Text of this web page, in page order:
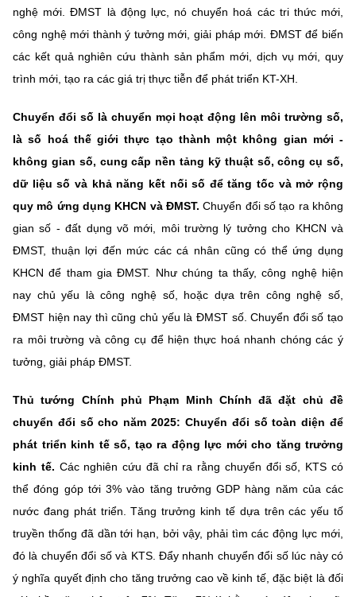
nghệ mới. ĐMST là động lực, nó chuyển hoá các tri thức mới,
công nghệ mới thành ý tưởng mới, giải pháp mới. ĐMST để biến
các kết quả nghiên cứu thành sản phẩm mới, dịch vụ mới, quy
trình mới, tạo ra các giá trị thực tiễn để phát triển KT-XH.
Chuyển đổi số là chuyển mọi hoạt động lên môi trường số,
là số hoá thế giới thực tạo thành một không gian mới -
không gian số, cung cấp nền tảng kỹ thuật số, công cụ số,
dữ liệu số và khả năng kết nối số để tăng tốc và mở rộng
quy mô ứng dụng KHCN và ĐMST. Chuyển đổi số tạo ra không
gian số - đất dụng võ mới, môi trường lý tưởng cho KHCN và
ĐMST, thuận lợi đến mức các cá nhân cũng có thể ứng dụng
KHCN để tham gia ĐMST. Như chúng ta thấy, công nghệ hiện
nay chủ yếu là công nghệ số, hoặc dựa trên công nghệ số,
ĐMST hiện nay thì cũng chủ yếu là ĐMST số. Chuyển đổi số tạo
ra môi trường và công cụ để hiện thực hoá nhanh chóng các ý
tưởng, giải pháp ĐMST.
Thủ tướng Chính phủ Phạm Minh Chính đã đặt chủ đề
chuyển đổi số cho năm 2025: Chuyển đổi số toàn diện để
phát triển kinh tế số, tạo ra động lực mới cho tăng trưởng
kinh tế. Các nghiên cứu đã chỉ ra rằng chuyển đổi số, KTS có
thể đóng góp tới 3% vào tăng trưởng GDP hàng năm của các
nước đang phát triển. Tăng trưởng kinh tế dựa trên các yếu tố
truyền thống đã dần tới hạn, bởi vậy, phải tìm các động lực mới,
đó là chuyển đổi số và KTS. Đẩy nhanh chuyển đổi số lúc này có
ý nghĩa quyết định cho tăng trưởng cao về kinh tế, đặc biệt là đối